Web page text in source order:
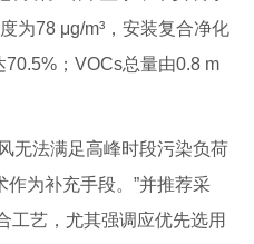
为78 μg/m³，安装复合净化
70.5%；VOCs总量由0.8 m
无法满足高峰时段污染负荷
为补充手段。”并推荐采
工艺，尤其强调应优先选用